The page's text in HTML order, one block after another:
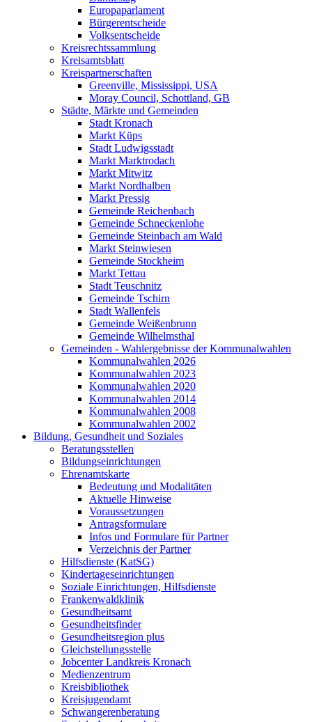
Europaparlament
Bürgerentscheide
Volksentscheide
Kreisrechtssammlung
Kreisamtsblatt
Kreispartnerschaften
Greenville, Mississippi, USA
Moray Council, Schottland, GB
Städte, Märkte und Gemeinden
Stadt Kronach
Markt Küps
Stadt Ludwigsstadt
Markt Marktrodach
Markt Mitwitz
Markt Nordhalben
Markt Pressig
Gemeinde Reichenbach
Gemeinde Schneckenlohe
Gemeinde Steinbach am Wald
Markt Steinwiesen
Gemeinde Stockheim
Markt Tettau
Stadt Teuschnitz
Gemeinde Tschirn
Stadt Wallenfels
Gemeinde Weißenbrunn
Gemeinde Wilhelmsthal
Gemeinden - Wahlergebnisse der Kommunalwahlen
Kommunalwahlen 2026
Kommunalwahlen 2023
Kommunalwahlen 2020
Kommunalwahlen 2014
Kommunalwahlen 2008
Kommunalwahlen 2002
Bildung, Gesundheit und Soziales
Beratungsstellen
Bildungseinrichtungen
Ehrenamtskarte
Bedeutung und Modalitäten
Aktuelle Hinweise
Voraussetzungen
Antragsformulare
Infos und Formulare für Partner
Verzeichnis der Partner
Hilfsdienste (KatSG)
Kindertageseinrichtungen
Soziale Einrichtungen, Hilfsdienste
Frankenwaldklinik
Gesundheitsamt
Gesundheitsfinder
Gesundheitsregion plus
Gleichstellungsstelle
Jobcenter Landkreis Kronach
Medienzentrum
Kreisbibliothek
Kreisjugendamt
Schwangerenberatung